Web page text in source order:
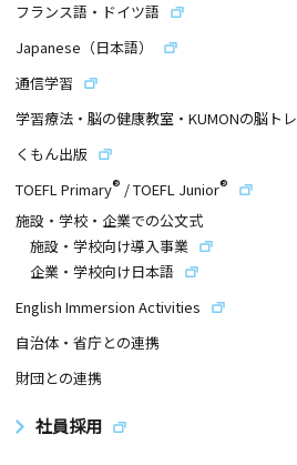
フランス語・ドイツ語
Japanese（日本語）
通信学習
学習療法・脳の健康教室・KUMONの脳トレ
くもん出版
TOEFL Primary® /TOEFL Junior®
施設・学校・企業での公文式
施設・学校向け導入事業
企業・学校向け日本語
English Immersion Activities
自治体・省庁との連携
財団との連携
社員採用